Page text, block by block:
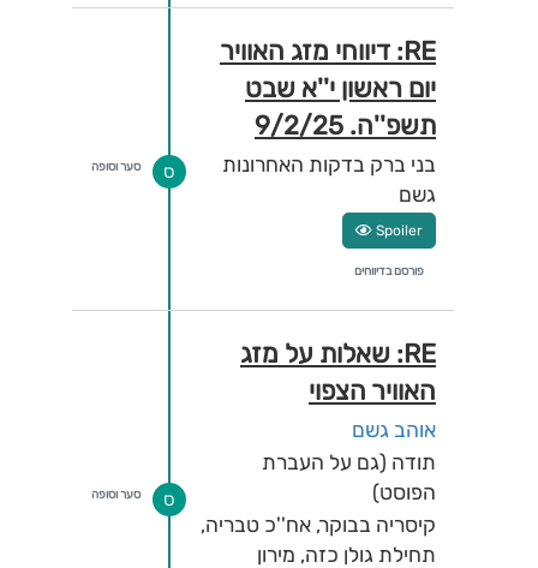
RE: דיווחי מזג האוויר
יום ראשון י''א שבט
תשפ''ה. 9/2/25
בני ברק בדקות האחרונות
גשם
Spoiler
פורסם בדיווחים
ס סער וסופה
RE: שאלות על מזג
האוויר הצפוי
אוהב גשם
תודה (גם על העברת
הפוסט)
קיסריה בבוקר, אח''כ טבריה,
תחילת גולן כזה, מירון
ס סער וסופה